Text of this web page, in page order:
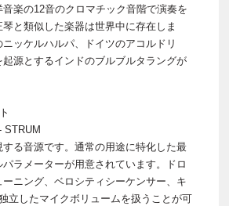
楽の12音のクロマチック音階で演奏を
と類似した楽器は世界中に存在しま
ッケルハルパ、ドイツのアコルドリ
源とするインドのブルブルタラングが
STRUM
る音源です。通常の用途に特化した最
ラメーターが用意されています。ドロ
ニング、ベロシティシーケンサー、キ
立したマイクボリュームを扱うことが可